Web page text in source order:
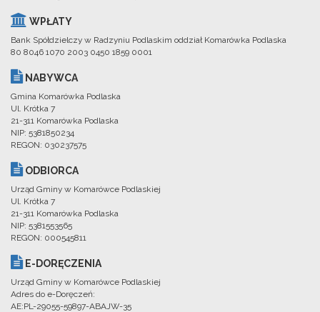
WPŁATY
Bank Spółdzielczy w Radzyniu Podlaskim oddział Komarówka Podlaska
80 8046 1070 2003 0450 1859 0001
NABYWCA
Gmina Komarówka Podlaska
Ul. Krótka 7
21-311 Komarówka Podlaska
NIP: 5381850234
REGON: 030237575
ODBIORCA
Urząd Gminy w Komarówce Podlaskiej
Ul. Krótka 7
21-311 Komarówka Podlaska
NIP: 5381553565
REGON: 000545811
E-DORĘCZENIA
Urząd Gminy w Komarówce Podlaskiej
Adres do e-Doręczeń:
AE:PL-29055-59897-ABAJW-35